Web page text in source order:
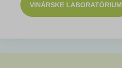
VINÁRSKE LABORATÓRIUM